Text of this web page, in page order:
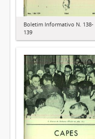
Boletim Informativo N. 138-
139